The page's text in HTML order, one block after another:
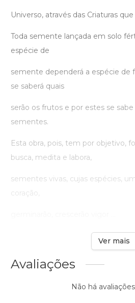
Universo, através das Criaturas
Toda semente lançada em solo
espécie de
semente dependerá a espécie de
se saberá quais
serão os frutos e por estes se
sementes.
Esta obra, pois, tem por objetivo,
busca, medita e labora,
sementes vivas, cujas espécies,
coração,
Ver mais
Avaliações
Não há